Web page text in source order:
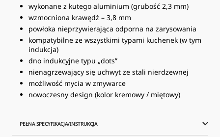
wykonane z kutego aluminium (grubość 2,3 mm)
wzmocniona krawędź – 3,8 mm
powłoka nieprzywierająca odporna na zarysowania
kompatybilne ze wszystkimi typami kuchenek (w tym
indukcja)
dno indukcyjne typu „dots”
nienagrzewający się uchwyt ze stali nierdzewnej
możliwość mycia w zmywarce
nowoczesny design (kolor kremowy / miętowy)
PEŁNA SPECYFIKACJA/INSTRUKCJA